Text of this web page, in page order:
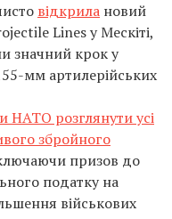
відкрила новий
Lines у Мескіті,
значний крок у
мм артилерійських
НАТО розглянути усі
збройного
призов до
податку на
військових